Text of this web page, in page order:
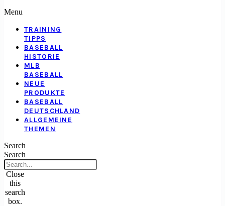
Menu
TRAINING
TIPPS
BASEBALL
HISTORIE
MLB
BASEBALL
NEUE
PRODUKTE
BASEBALL
DEUTSCHLAND
ALLGEMEINE
THEMEN
Search
Search
Close
this
search
box.